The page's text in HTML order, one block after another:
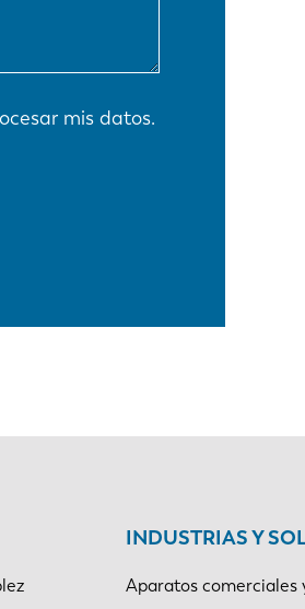
mis datos.
INDUSTRIAS Y
Aparatos comerciales